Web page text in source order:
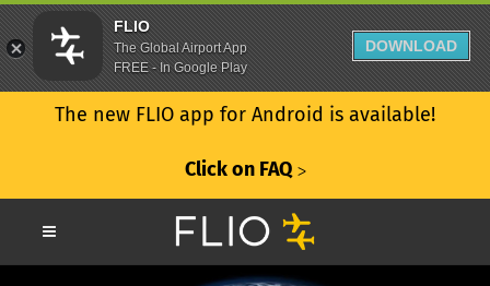
The new FLIO app for Android is available!
Click on FAQ ᐳ
FLIO
The Global Airport App
FREE - In Google Play
DOWNLOAD